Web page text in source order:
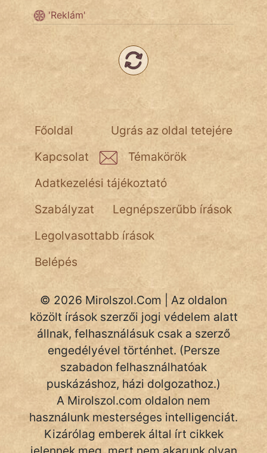
'Reklám'
Ugrás az oldal tetejére
Főoldal
Kapcsolat
Témakörök
Adatkezelési tájékoztató
Szabályzat
Legnépszerűbb írások
Legolvasottabb írások
Belépés
© 2026 Mirolszol.Com | Az oldalon
közölt írások szerzői jogi védelem alatt
állnak, felhasználásuk csak a szerző
engedélyével történhet. (Persze
szabadon felhasználhatóak
puskázáshoz, házi dolgozathoz.)
A Mirolszol.com oldalon nem
használunk mesterséges intelligenciát.
Kizárólag emberek által írt cikkek